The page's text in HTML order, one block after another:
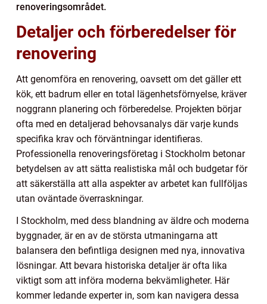
renoveringsområdet.
Detaljer och förberedelser för
renovering
Att genomföra en renovering, oavsett om det gäller ett
kök, ett badrum eller en total lägenhetsförnyelse, kräver
noggrann planering och förberedelse. Projekten börjar
ofta med en detaljerad behovsanalys där varje kunds
specifika krav och förväntningar identifieras.
Professionella renoveringsföretag i Stockholm betonar
betydelsen av att sätta realistiska mål och budgetar för
att säkerställa att alla aspekter av arbetet kan fullföljas
utan oväntade överraskningar.
I Stockholm, med dess blandning av äldre och moderna
byggnader, är en av de största utmaningarna att
balansera den befintliga designen med nya, innovativa
lösningar. Att bevara historiska detaljer är ofta lika
viktigt som att införa moderna bekvämligheter. Här
kommer ledande experter in, som kan navigera dessa